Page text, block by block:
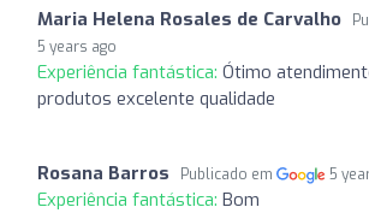
Maria Helena Rosales de Carvalho
5 years ago
Experiência fantástica: Ótimo
produtos excelente qualidade
Rosana Barros Publicado em 5
Experiência fantástica: Bom